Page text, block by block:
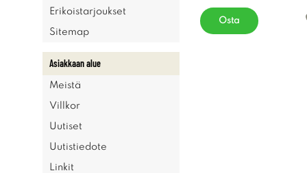
Erikoistarjoukset
Sitemap
Asiakkaan alue
Meistä
Villkor
Uutiset
Uutistiedote
Linkit
Osta